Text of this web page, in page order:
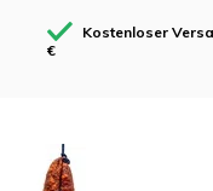
Kostenloser
€